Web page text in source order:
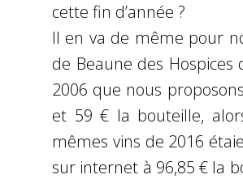
cette fin d’année ?
Il en va de même pour
de Beaune des Hospices
2006 que nous
et 59 € la bouteille,
mêmes vins de 2016
sur internet à 96,85 € la